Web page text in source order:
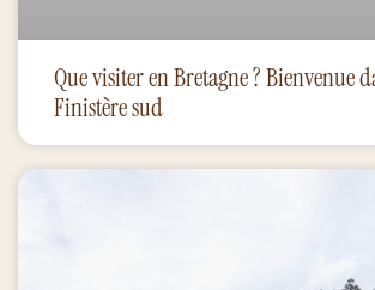
Que visiter en Bretagne ? Bienvenue
Finistère sud